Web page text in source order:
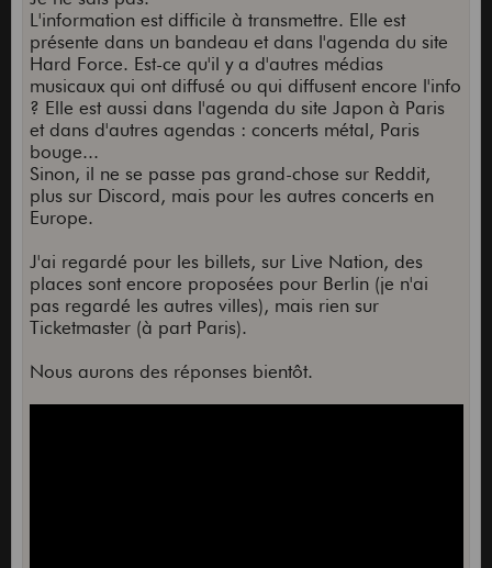
L'information est difficile à transmettre. Elle est
présente dans un bandeau et dans l'agenda du site
Hard Force. Est-ce qu'il y a d'autres médias
musicaux qui ont diffusé ou qui diffusent encore l'info
? Elle est aussi dans l'agenda du site Japon à Paris
et dans d'autres agendas : concerts métal, Paris
bouge...
Sinon, il ne se passe pas grand-chose sur Reddit,
plus sur Discord, mais pour les autres concerts en
Europe.
J'ai regardé pour les billets, sur Live Nation, des
places sont encore proposées pour Berlin (je n'ai
pas regardé les autres villes), mais rien sur
Ticketmaster (à part Paris).
Nous aurons des réponses bientôt.